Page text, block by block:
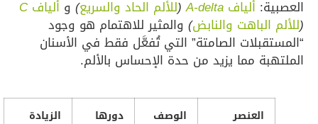
العصبية: ألياف A-delta
(للألم الحاد والسريع) و أليافC
(للألم الباهت والنابض) والمثير للاهتمام هو وجود
“المستقبلات الصامتة” التي تُفعَّل فقط في الأسنان
الملتهبة مما يزيد من حدة الإحساس بالألم.
العنصر
الوصف
دورها
الزيادة